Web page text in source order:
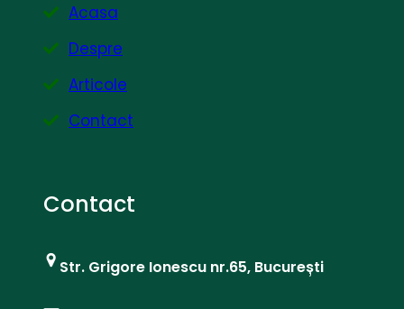
Acasa
Despre
Articole
Contact
Contact
Str. Grigore Ionescu nr.65, București